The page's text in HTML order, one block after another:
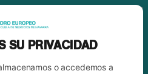
SU PRIVACIDAD
o accedemos a